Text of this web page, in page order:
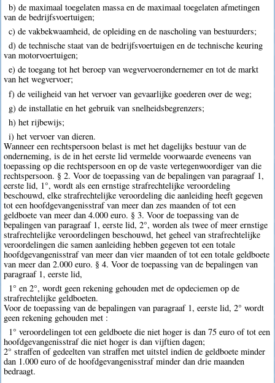
b) de maximaal toegelaten massa en de maximaal toegelaten afmetingen
van de bedrijfsvoertuigen;
c) de vakbekwaamheid, de opleiding en de nascholing van bestuurders;
d) de technische staat van de bedrijfsvoertuigen en de technische keuring
van motorvoertuigen;
e) de toegang tot het beroep van wegvervoerondernemer en tot de markt
van het wegvervoer;
f) de veiligheid van het vervoer van gevaarlijke goederen over de weg;
g) de installatie en het gebruik van snelheidsbegrenzers;
h) het rijbewijs;
i) het vervoer van dieren.
Wanneer een rechtspersoon belast is met het dagelijks bestuur van de
onderneming, is de in het eerste lid vermelde voorwaarde eveneens van
toepassing op die rechtspersoon en op de vaste vertegenwoordiger van die
rechtspersoon. § 2. Voor de toepassing van de bepalingen van paragraaf 1,
eerste lid, 1°, wordt als een ernstige strafrechtelijke veroordeling
beschouwd, elke strafrechtelijke veroordeling die aanleiding heeft gegeven
tot een hoofdgevangenisstraf van meer dan zes maanden of tot een
geldboete van meer dan 4.000 euro. § 3. Voor de toepassing van de
bepalingen van paragraaf 1, eerste lid, 2°, worden als twee of meer ernstige
strafrechtelijke veroordelingen beschouwd, het geheel van strafrechtelijke
veroordelingen die samen aanleiding hebben gegeven tot een totale
hoofdgevangenisstraf van meer dan vier maanden of tot een totale geldboete
van meer dan 2.000 euro. § 4. Voor de toepassing van de bepalingen van
paragraaf 1, eerste lid,
1° en 2°, wordt geen rekening gehouden met de opdeciemen op de
strafrechtelijke geldboeten.
Voor de toepassing van de bepalingen van paragraaf 1, eerste lid, 2° wordt
geen rekening gehouden met :
1° veroordelingen tot een geldboete die niet hoger is dan 75 euro of tot een
hoofdgevangenisstraf die niet hoger is dan vijftien dagen;
2° straffen of gedeelten van straffen met uitstel indien de geldboete minder
dan 1.000 euro of de hoofdgevangenisstraf minder dan drie maanden
bedraagt.